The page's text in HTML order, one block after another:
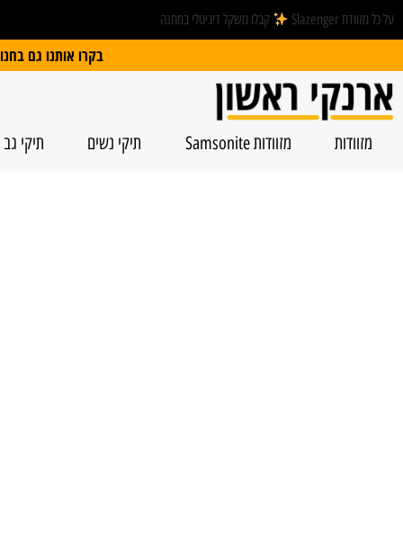
על כל מזוודת Slazenger קבלו משקל דיגיטלי במתנה
בקרו אותנו גם בחנות הפיזית: הרצל 74, ראשל”צ | חנייה
מזוודות מזוודות Samsonite תיקי נשים תיקי גב